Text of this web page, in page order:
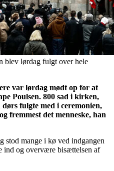
blev lørdag fulgt over hele
var lørdag mødt op for at
Poulsen. 800 sad i kirken,
fulgte med i ceremonien,
fremmest det menneske, han
stod mange i kø ved indgangen
og overvære bisættelsen af